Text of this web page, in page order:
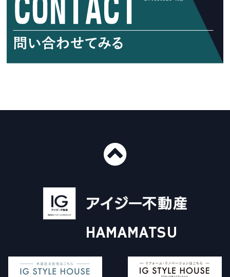
■免許番号
建設業許可 国土交通大臣許可（般-4）第20412号
宅地建物取引業 国土交通大臣（3）第8168号
アイジー不動産について 施工事例 Instagram
HAMAMATSU